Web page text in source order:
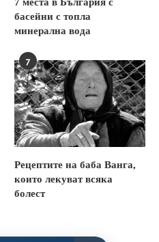
басейни с топла
минерална вода
7
Рецептите на баба Ванга,
които лекуват всяка
болест